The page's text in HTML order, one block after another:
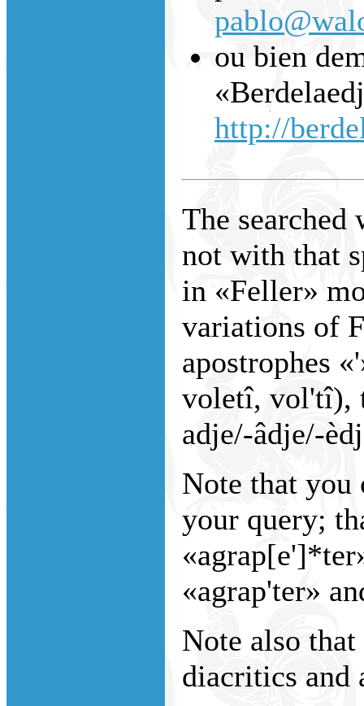
ou bien
http://
The searched
not with that
in «Feller»
variations of
apostrophes
voletî, vol'tî),
adje/-âdje/-
Note that you
your query;
«agrap'ter»
Note also
diacritics and